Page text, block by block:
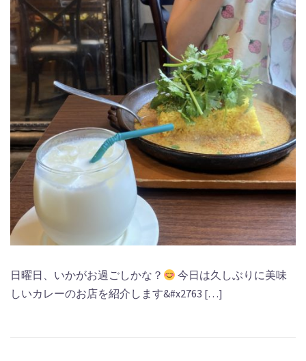
日曜日、いかがお過ごしかな？
今日は久しぶりに美味
しいカレーのお店を紹介します&#x2763 […]